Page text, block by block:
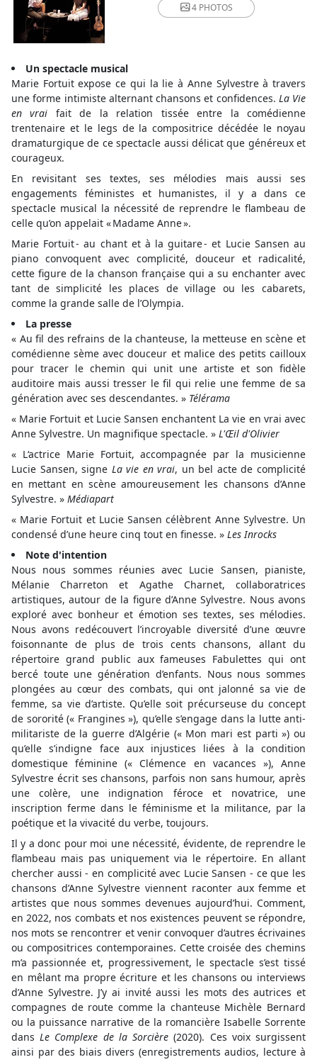
4 PHOTOS
Un spectacle musical
Marie Fortuit expose ce qui la lie à Anne Sylvestre à travers
une forme intimiste alternant chansons et confidences. La Vie
en vrai fait de la relation tissée entre la comédienne
trentenaire et le legs de la compositrice décédée le noyau
dramaturgique de ce spectacle aussi délicat que généreux et
courageux.
En revisitant ses textes, ses mélodies mais aussi ses
engagements féministes et humanistes, il y a dans ce
spectacle musical la nécessité de reprendre le flambeau de
celle qu’on appelait « Madame Anne ».
Marie Fortuit - au chant et à la guitare - et Lucie Sansen au
piano convoquent avec complicité, douceur et radicalité,
cette figure de la chanson française qui a su enchanter avec
tant de simplicité les places de village ou les cabarets,
comme la grande salle de l’Olympia.
La presse
« Au fil des refrains de la chanteuse, la metteuse en scène et
comédienne sème avec douceur et malice des petits cailloux
pour tracer le chemin qui unit une artiste et son fidèle
auditoire mais aussi tresser le fil qui relie une femme de sa
génération avec ses descendantes. » Télérama
« Marie Fortuit et Lucie Sansen enchantent La vie en vrai avec
Anne Sylvestre. Un magnifique spectacle. » L'Œil d'Olivier
« L‘actrice Marie Fortuit, accompagnée par la musicienne
Lucie Sansen, signe La vie en vrai, un bel acte de complicité
en mettant en scène amoureusement les chansons d’Anne
Sylvestre. » Médiapart
« Marie Fortuit et Lucie Sansen célèbrent Anne Sylvestre. Un
condensé d’une heure cinq tout en finesse. » Les Inrocks
Note d'intention
Nous nous sommes réunies avec Lucie Sansen, pianiste,
Mélanie Charreton et Agathe Charnet, collaboratrices
artistiques, autour de la figure d’Anne Sylvestre. Nous avons
exploré avec bonheur et émotion ses textes, ses mélodies.
Nous avons redécouvert l’incroyable diversité d’une œuvre
foisonnante de plus de trois cents chansons, allant du
répertoire grand public aux fameuses Fabulettes qui ont
bercé toute une génération d’enfants. Nous nous sommes
plongées au cœur des combats, qui ont jalonné sa vie de
femme, sa vie d’artiste. Qu’elle soit précurseuse du concept
de sororité (« Frangines »), qu’elle s’engage dans la lutte anti-
militariste de la guerre d’Algérie (« Mon mari est parti ») ou
qu’elle s’indigne face aux injustices liées à la condition
domestique féminine (« Clémence en vacances »), Anne
Sylvestre écrit ses chansons, parfois non sans humour, après
une colère, une indignation féroce et novatrice, une
inscription ferme dans le féminisme et la militance, par la
poétique et la vivacité du verbe, toujours.
Il y a donc pour moi une nécessité, évidente, de reprendre le
flambeau mais pas uniquement via le répertoire. En allant
chercher aussi - en complicité avec Lucie Sansen - ce que les
chansons d’Anne Sylvestre viennent raconter aux femme et
artistes que nous sommes devenues aujourd’hui. Comment,
en 2022, nos combats et nos existences peuvent se répondre,
nos mots se rencontrer et venir convoquer d’autres écrivaines
ou compositrices contemporaines. Cette croisée des chemins
m’a passionnée et, progressivement, le spectacle s’est tissé
en mêlant ma propre écriture et les chansons ou interviews
d’Anne Sylvestre. J’y ai invité aussi les mots des autrices et
compagnes de route comme la chanteuse Michèle Bernard
ou la puissance narrative de la romancière Isabelle Sorrente
dansLe Complexe de la Sorcière (2020). Ces voix surgissent
ainsi par des biais divers (enregistrements audios, lecture à